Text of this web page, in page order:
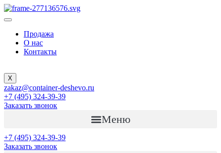
Продажа
О нас
Контакты
X
zakaz@container-deshevo.ru
+7 (495) 324-39-39
Заказать звонок
Меню
+7 (495) 324-39-39
Заказать звонок